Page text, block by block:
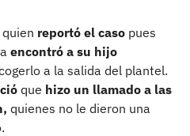
quien reportó el caso pues
encontró a su hijo
a la salida del plantel.
que hizo un llamado a las
quienes no le dieron una